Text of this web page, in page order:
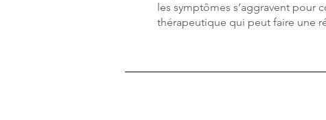
les symptômes s’aggravent pour
thérapeutique qui peut faire une